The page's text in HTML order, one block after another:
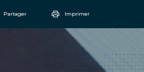
Partager Imprimer